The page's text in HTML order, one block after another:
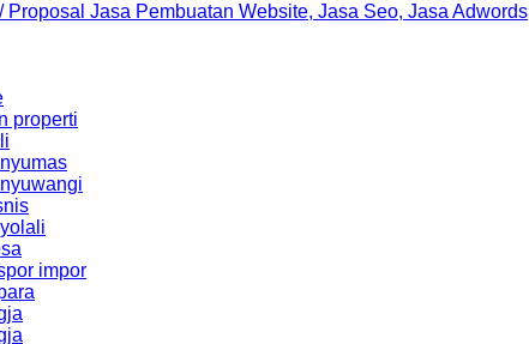
Jasa Pembuatan Website, Jasa Seo, Jasa Adwords
properti
impor